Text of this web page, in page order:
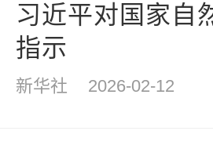
习近平对国家自
指示
新华社 2026-02-12